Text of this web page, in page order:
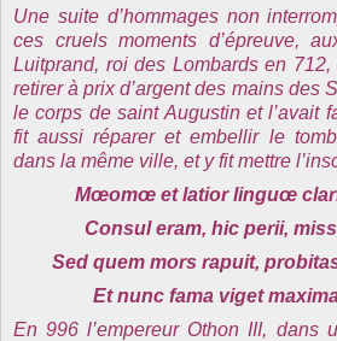
Une suite d’hommages non
ces cruels moments d’épreuve,
Luitprand, roi des Lombards en
retirer à prix d’argent des mains des
le corps de saint Augustin et l’avait
fit aussi réparer et embellir le
dans la même ville, et y fit mettre
Mœomœ et latior linguœ
Consul eram, hic perii,
Sed quem mors rapuit,
Et nunc fama viget
En 996 l’empereur Othon III, dans